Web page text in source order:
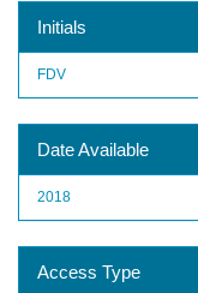
Initials
FDV
Date Available
2018
Access Type